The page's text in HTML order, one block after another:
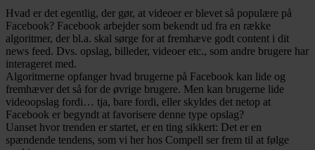
Hvad er det egentlig, der gør, at videoer er blevet så populære på
Facebook? Facebook arbejder som bekendt ud fra en række
algoritmer, der bl.a. skal sørge for at fremhæve godt content i dit
news feed. Dvs. opslag, billeder, videoer etc., som andre brugere har
interageret med.
Algoritmerne opfanger hvad brugerne på Facebook kan lide og
fremhæver det så for de øvrige brugere. Men kan brugerne lide
videoopslag fordi… tja, bare fordi, eller skyldes det netop at
Facebook er begyndt at favorisere denne type opslag?
Uanset hvor trenden er startet, er en ting sikkert: Det er en
spændende tendens, som vi her hos Compell ser frem til at følge